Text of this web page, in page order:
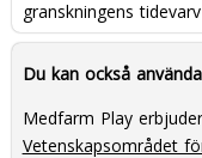
granskningens tidevarv
Du kan också
Medfarm Play
Vetenskapsområdet